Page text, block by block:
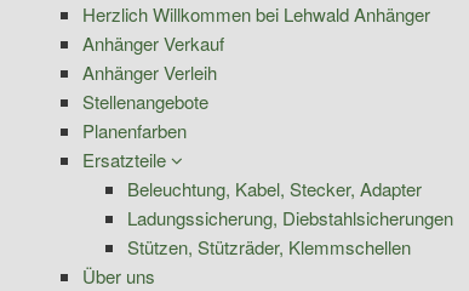
Herzlich Willkommen bei Lehwald Anhänger
Anhänger Verkauf
Anhänger Verleih
Stellenangebote
Planenfarben
Ersatzteile
Beleuchtung, Kabel, Stecker, Adapter
Ladungssicherung, Diebstahlsicherungen
Stützen, Stützräder, Klemmschellen
Über uns